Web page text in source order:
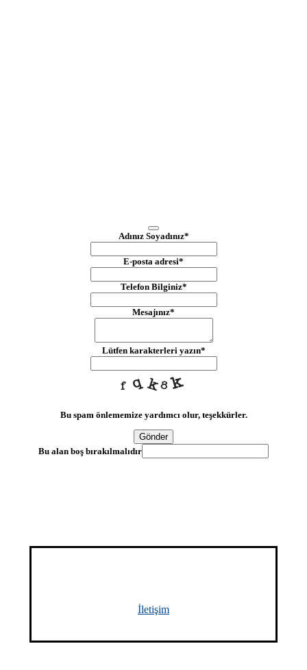
Adınız Soyadınız*
E-posta adresi*
Telefon Bilginiz*
Mesajınız*
Lütfen karakterleri yazın*
Bu spam önlememize yardımcı olur, teşekkürler.
Gönder
Bu alan boş bırakılmalıdır
İletişim